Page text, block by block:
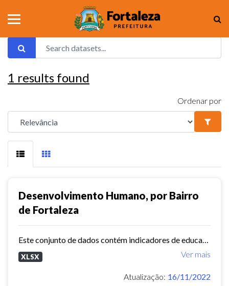
1 results found
Ordenar por
Desenvolvimento Humano, por Bairro
de Fortaleza
Ver mais
XLSX
Atualização: 16/11/2022